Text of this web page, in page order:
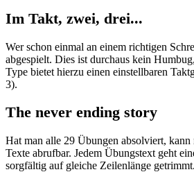
Im Takt, zwei, drei...
Wer schon einmal an einem richtigen
abgespielt. Dies ist durchaus kein
Type bietet hierzu einen einstellbaren
3).
The never ending story
Hat man alle 29 Übungen absolviert,
Texte abrufbar. Jedem Übungstext geht
sorgfältig auf gleiche Zeilenlänge getrimmt.